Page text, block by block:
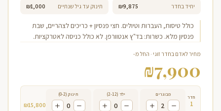
יחיד בחדר ₪9,875 תינוק עד גיל שנתיים ₪1,000
כולל טיסות, העברות וטיולים. חצי פנסיון + כריכים לצהריים, שבת
פנסיון מלא. כשרות: בד"ץ אנטוורפן. לא כולל כניסה לאטרקציות.
מחיר לאדם בחדר זוגי · החל מ-
₪7,900
חדר
1
מבוגרים
2
ילד (2-12)
0
תינוק (0-2)
0
₪15,800